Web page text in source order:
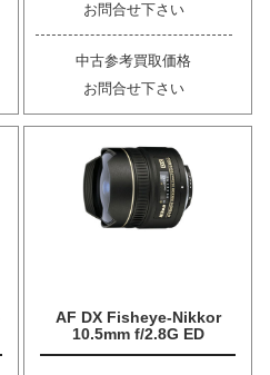
お問合せ下さい
中古参考買取価格
お問合せ下さい
AF DX Fisheye-Nikkor
10.5mm f/2.8G ED